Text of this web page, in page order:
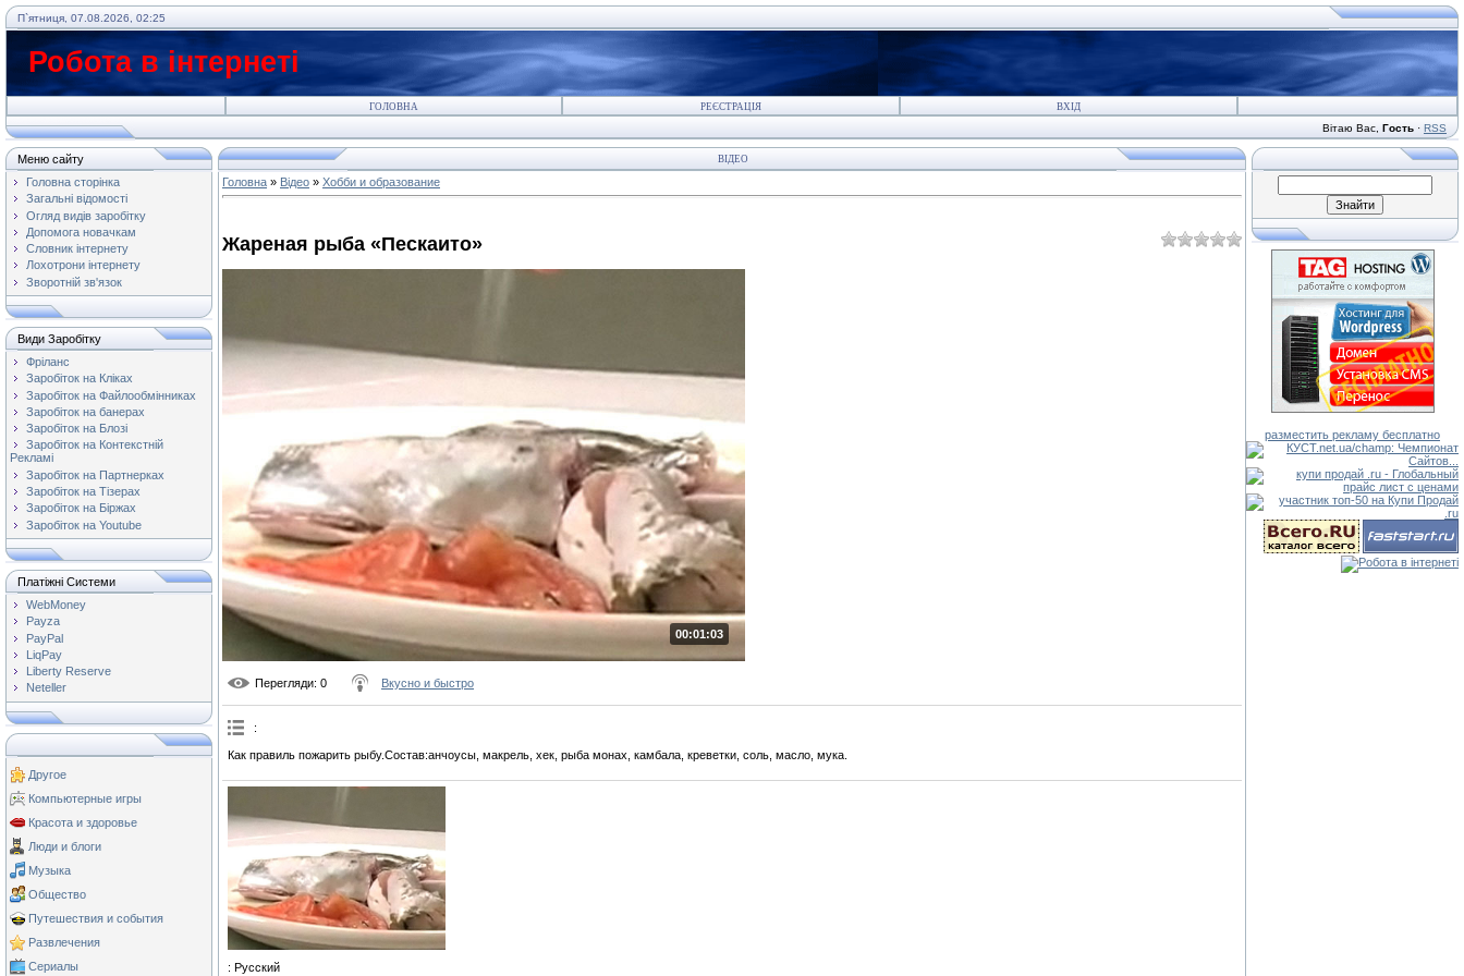
П`ятниця, 07.08.2026, 02:25
Робота в інтернеті
ГОЛОВНА РЕЄСТРАЦІЯ ВХІД
Вітаю Вас Гость · RSS
Меню сайту
Головна сторінка
Загальні відомості
Огляд видів заробітку
Допомога новачкам
Словник інтернету
Лохотрони інтернету
Зворотній зв'язок
Види Заробітку
Фріланс
Заробіток на Кліках
Заробіток на Файлообмінниках
Заробіток на банерах
Заробіток на Блозі
Заробіток на Контекстній
Рекламі
Заробіток на Партнерках
Заробіток на Тізерах
Заробіток на Біржах
Заробіток на Youtube
Платіжні Системи
WebMoney
Payza
PayPal
LiqPay
Liberty Reserve
Neteller
Другое
Компьютерные игры
Красота и здоровье
Люди и блоги
Музыка
Общество
Путешествия и события
Развлечения
Сериалы
ВІДЕО
Головна » Відео » Хобби и образование
Жареная рыба «Пескаито»
00:01:03
Перегляди: 0 Вкусно и быстро
:
Как правиль пожарить рыбу.Состав:анчоусы, макрель, хек, рыба монах, камбала, креветки, соль, масло, мука.
: Русский
разместить рекламу бесплатно